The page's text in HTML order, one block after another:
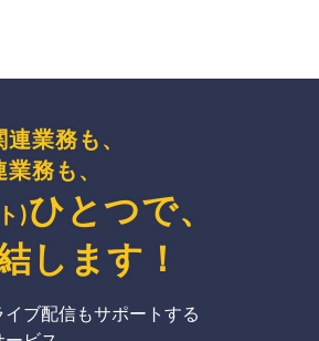
業務も、
務も、
)ひとつで、
します ！
ブ配信もサポートする